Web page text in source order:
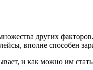
других
вполне способен